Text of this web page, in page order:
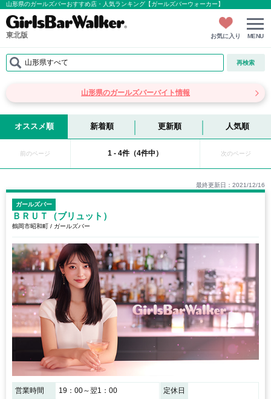
山形県のガールズバーおすすめ店・人気ランキング【ガールズバーウォーカー】
東北版 お気に入り MENU
山形県すべて 再検索
山形県のガールズバーバイト情報
オススメ順 新着順 更新順 人気順
前のページ 1 - 4件（4件中） 次のページ
最終更新日：2021/12/16
ガールズバー
ＢＲＵＴ（ブリュット）
鶴岡市昭和町 / ガールズバー
営業時間 19：00～翌1：00 定休日